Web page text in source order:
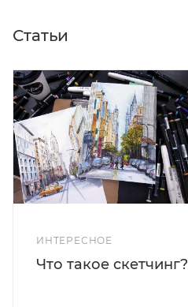
Статьи
ИНТЕРЕСНОЕ
Что такое скетчинг?